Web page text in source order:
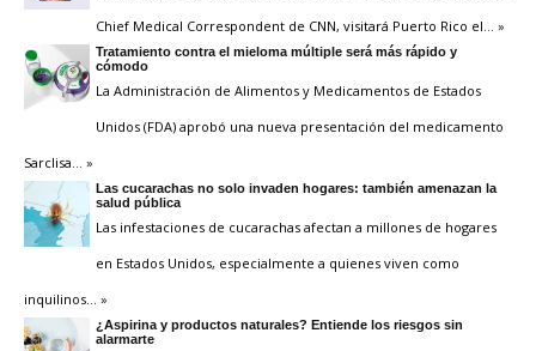
Chief Medical Correspondent de CNN, visitará Puerto Rico el … »
Tratamiento contra el mieloma múltiple será más rápido y
cómodo
La Administración de Alimentos y Medicamentos de Estados
Unidos (FDA) aprobó una nueva presentación del medicamento
Sarclisa … »
Las cucarachas no solo invaden hogares: también amenazan la
salud pública
Las infestaciones de cucarachas afectan a millones de hogares
en Estados Unidos, especialmente a quienes viven como
inquilinos … »
¿Aspirina y productos naturales? Entiende los riesgos sin
alarmarte